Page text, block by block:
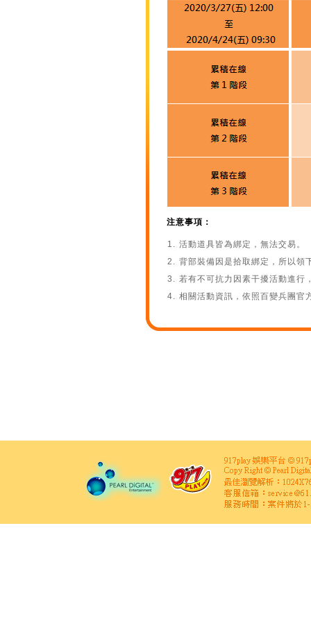
注意事項：
活動道具皆為綁定，無法交易。
背部裝備因是拾取綁定，所以領
若有不可抗力因素干擾活動進行
相關活動資訊，依照百變兵團官